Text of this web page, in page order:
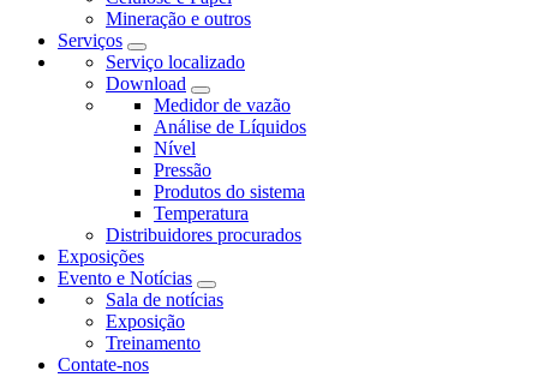
Mineração e outros
Serviços
Serviço localizado
Download
Medidor de vazão
Análise de Líquidos
Nível
Pressão
Produtos do sistema
Temperatura
Distribuidores procurados
Exposições
Evento e Notícias
Sala de notícias
Exposição
Treinamento
Contate-nos